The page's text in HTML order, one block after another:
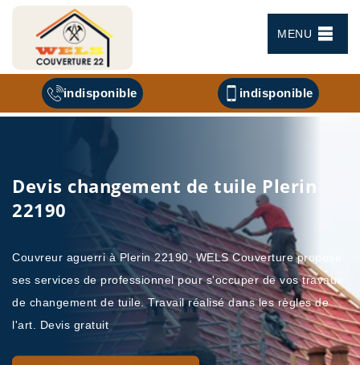
MENU
indisponible indisponible
Devis changement de tuile Plerin
22190
Couvreur aguerri à Plerin 22190, WELS Couverture propose
ses services de professionnel pour s'occuper de vos travaux
de changement de tuile. Travail réalisé dans les règles de
l'art. Devis gratuit